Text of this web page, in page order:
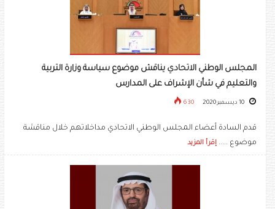
المجلس الوطني الاتحادي يناقش موضوع سياسة وزارة التربية
والتعليم في شأن الإشراف على المدارس
630
قدم السادة أعضاء المجلس الوطني الاتحادي مداخلاتهم خلال مناقشة
موضوع ..... إقرأ المزيد